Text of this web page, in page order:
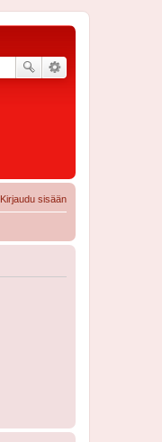
Kirjaudu sisään